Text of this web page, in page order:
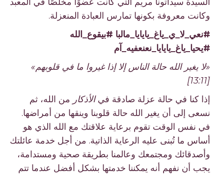
وكانت معروفة بكونها تمارس العبادة المنعزلة.
#نعي_لا_ي_ياغ_يايايا_مالبا #بيقوع_الله
#يحيا_ياغ_يايايا_نعنعفيه_آم
«لا يغير الله حالة الناس إلا إذا غيروا ما في قلوبهم»
إذا كنا في حالة عزلة صادقة فيالأذكارمن الله، ثم
نسعى إلى أن يغير الله حالة قلوبنا وينقها من أمراضها.
في نفس الوقت تقوم برعاية علاقتك مع الله الذي هو
أساس ما تُبنى عليه الرعاية الذاتية. من أجل خدمة عائلتك
وأصدقائك ومجتمعك وعالمنا بطريقة صحية ومستدامة،
يجب أن نفهم أنه يمكننا خدمتها بشكل أفضل عندما تتم